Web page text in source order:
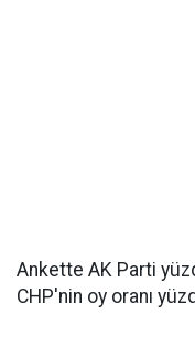
Ankette AK Parti
CHP'nin oy oranı